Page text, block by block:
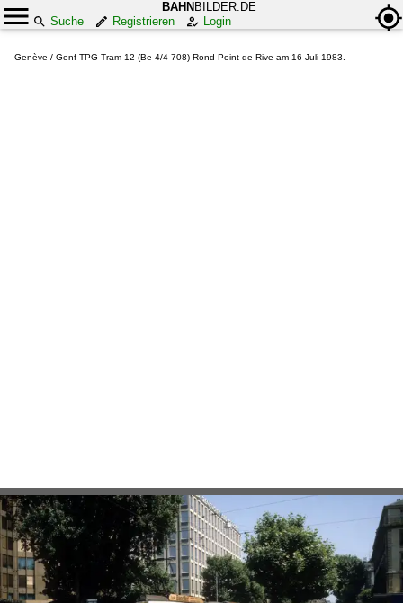
BAHN BILDER.DE
Suche
Registrieren Login
Genève / Genf TPG Tram 12 (Be 4/4 708) Rond-Point de Rive am 16 Juli 1983.